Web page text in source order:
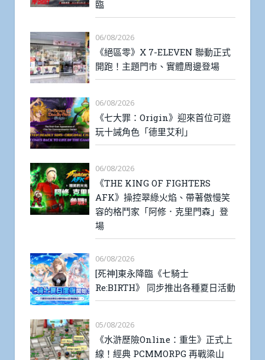
臨
06/08/2026
《絕區零》X 7-ELEVEN 聯動正式
開跑！主題門市、實體周邊登場
06/08/2026
《七大罪：Origin》迎來首位可遊
玩十誡角色「德里艾利」
06/08/2026
《THE KING OF FIGHTERS
AFK》操控翠綠火焰、帶著傲慢笑
容的格鬥家「阿修．克里門森」登
場
06/08/2026
[死神]東永降臨《七騎士
Re:BIRTH》 同步推出各種夏日活動
05/08/2026
《水滸歷險Online：重生》正式上
線！經典 PCMMORPG 再戰梁山